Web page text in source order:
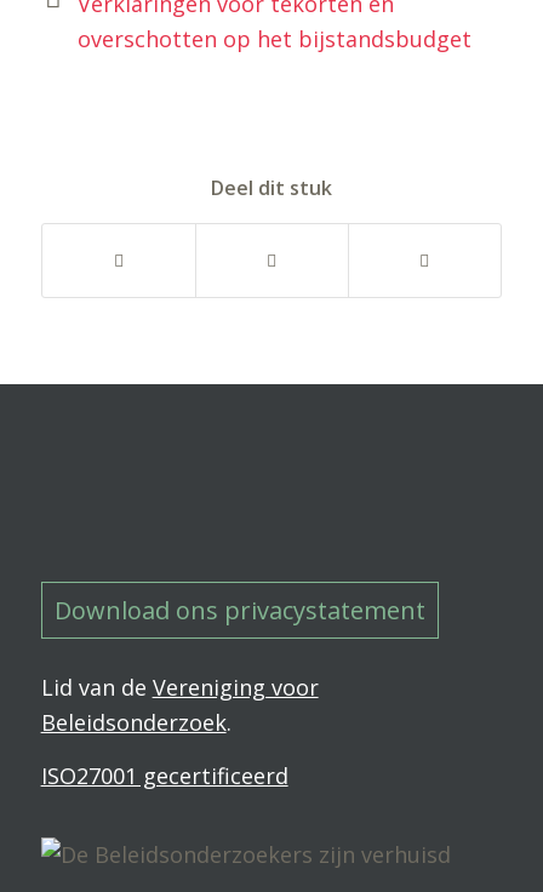
overschotten op het bijstandsbudget
Deel dit stuk
Download ons privacystatement
Lid van de Vereniging voor
Beleidsonderzoek.
ISO27001 gecertificeerd